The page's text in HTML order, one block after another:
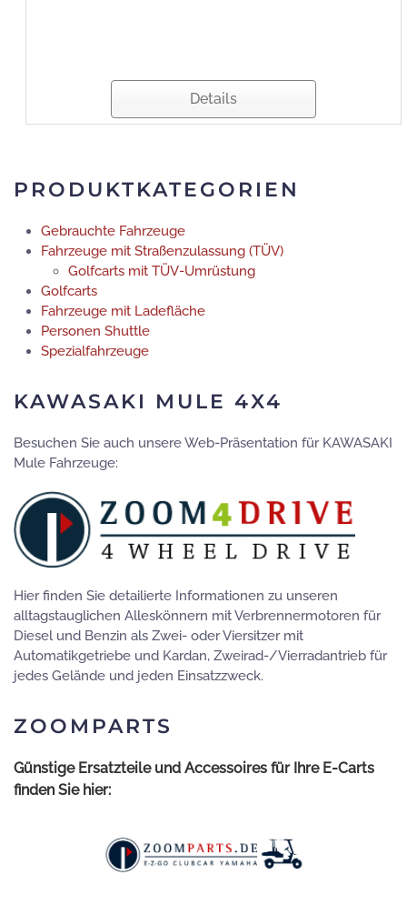
Details
PRODUKTKATEGORIEN
Gebrauchte Fahrzeuge
Fahrzeuge mit Straßenzulassung (TÜV)
Golfcarts mit TÜV-Umrüstung
Golfcarts
Fahrzeuge mit Ladefläche
Personen Shuttle
Spezialfahrzeuge
KAWASAKI MULE 4X4
Besuchen Sie auch unsere Web-Präsentation für KAWASAKI
Mule Fahrzeuge:
Hier finden Sie detailierte Informationen zu unseren
alltagstauglichen Alleskönnern mit Verbrennermotoren für
Diesel und Benzin als Zwei- oder Viersitzer mit
Automatikgetriebe und Kardan, Zweirad-/Vierradantrieb für
jedes Gelände und jeden Einsatzzweck.
ZOOMPARTS
Günstige Ersatzteile und Accessoires für Ihre E-Carts
finden Sie hier: